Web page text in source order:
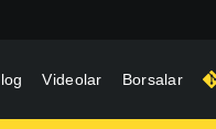
Videolar Borsalar